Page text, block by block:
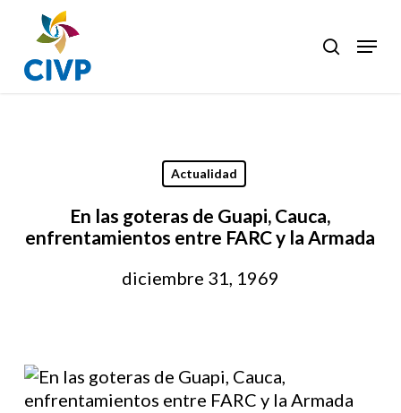
main
content
search
Menu
Actualidad
En las goteras de Guapi, Cauca,
enfrentamientos entre FARC y la Armada
diciembre 31, 1969
Close